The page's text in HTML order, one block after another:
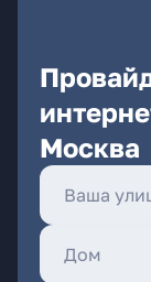
Москва